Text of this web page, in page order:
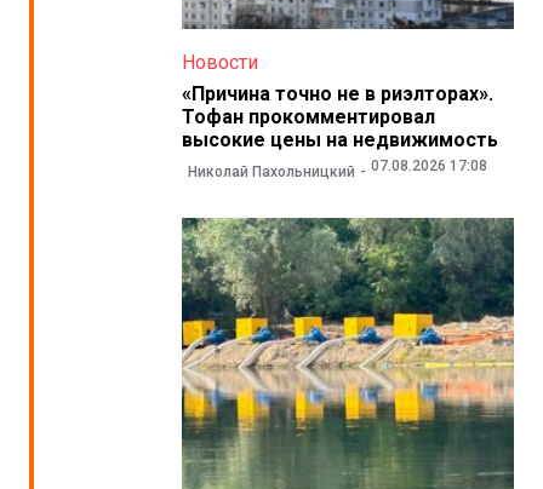
Новости
«Причина точно не в риэлторах».
Тофан прокомментировал
высокие цены на недвижимость
Николай Пахольницкий 07.08.2026 17:08